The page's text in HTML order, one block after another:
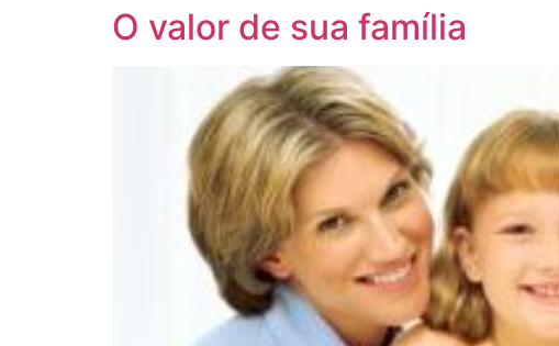
O valor de sua família